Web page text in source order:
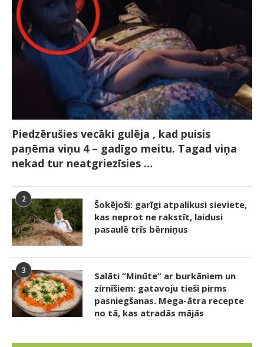
Piedzērušies vecāki gulēja , kad puisis
paņēma viņu 4 – gadīgo meitu. Tagad viņa
nekad tur neatgriezīsies …
2
Šokējoši: garīgi atpalikusi sieviete,
kas neprot ne rakstīt, laidusi
pasaulē trīs bērniņus
3
Salāti “Minūte” ar burkāniem un
zirnīšiem: gatavoju tieši pirms
pasniegšanas. Mega-ātra recepte
no tā, kas atradās mājās